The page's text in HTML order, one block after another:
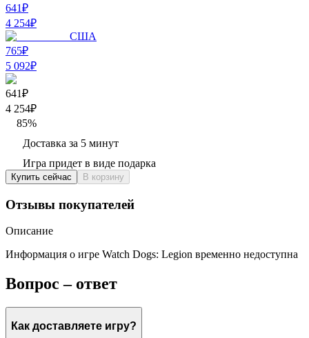
641₽
4 254₽
США
765₽
5 092₽
641₽
4 254₽
85%
Доставка за 5 минут
Игра придет в виде подарка
Купить сейчас В корзину
Отзывы покупателей
Описание
Информация о игре Watch Dogs: Legion временно недоступна
Вопрос – ответ
Как доставляете игру?